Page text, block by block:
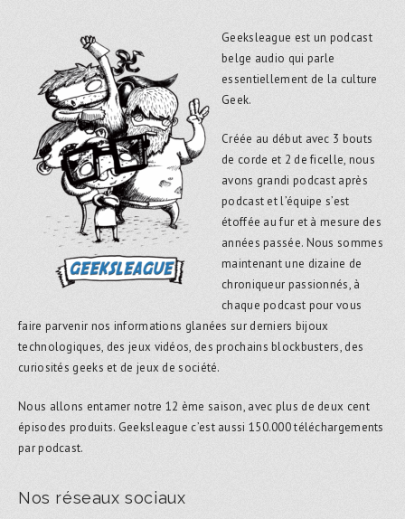
Geeksleague est un podcast
belge audio qui parle
essentiellement de la culture
Geek.
Créée au début avec 3 bouts
de corde et 2 de ficelle, nous
avons grandi podcast après
podcast et l’équipe s’est
étoffée au fur et à mesure des
années passée. Nous sommes
maintenant une dizaine de
chroniqueur passionnés, à
chaque podcast pour vous
faire parvenir nos informations glanées sur derniers bijoux
technologiques, des jeux vidéos, des prochains blockbusters, des
curiosités geeks et de jeux de société.
Nous allons entamer notre 12 ème saison, avec plus de deux cent
épisodes produits. Geeksleague c’est aussi 150.000 téléchargements
par podcast.
Nos réseaux sociaux